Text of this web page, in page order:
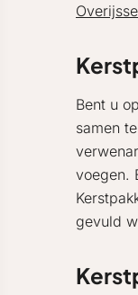
Bent u
samen
voegen.
gevuld